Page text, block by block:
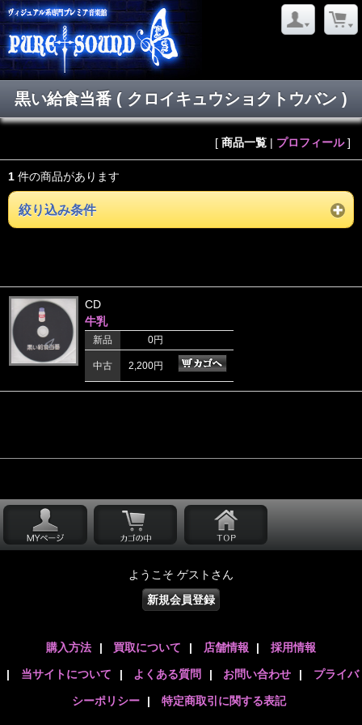
黒い給食当番 ( クロイキュウショクトウバン )
[ 商品一覧 | プロフィール]
1 件の商品があります
絞り込み条件
CD
牛乳
新品 0円
中古 2,200円
ようこそ ゲストさん
新規会員登録
購入方法 | 買取について | 店舗情報 | 採用情報
| 当サイトについて | よくある質問 | お問い合わせ | プライバ
シーポリシー | 特定商取引に関する表記